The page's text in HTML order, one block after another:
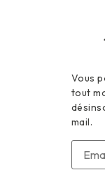
Vous
tout
mail.